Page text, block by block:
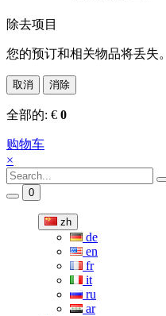
除去项目
您的预订和相关物品将丢失。
取消 消除
全部的: € 0
购物车
×
0
zh
de
en
fr
it
ru
ar